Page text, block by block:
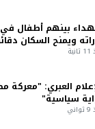
بينهم أطفال في
ويمنح السكان
العبري:
سياسية"